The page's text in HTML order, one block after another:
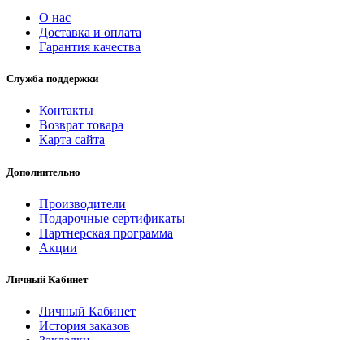
О нас
Доставка и оплата
Гарантия качества
Служба поддержки
Контакты
Возврат товара
Карта сайта
Дополнительно
Производители
Подарочные сертификаты
Партнерская программа
Акции
Личный Кабинет
Личный Кабинет
История заказов